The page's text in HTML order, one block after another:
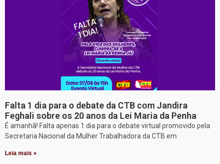
Falta 1 dia para o debate da CTB com Jandira
Feghali sobre os 20 anos da Lei Maria da Penha
É amanhã! Falta apenas 1 dia para o debate virtual promovido pela
Secretaria Nacional da Mulher Trabalhadora da CTB em
Leia mais »